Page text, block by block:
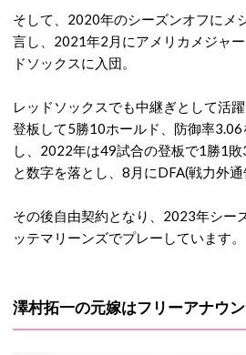
そして、2020年のシーズンオフにメ
言し、2021年2月にアメリカメジャ
ドソックスに入団。
レッドソックスでも中継ぎとして活
登板して5勝10ホールド、防御率
し、2022年は49試合の登板で1勝1
と数字を落とし、8月にDFA(戦力外通
その後自由契約となり、2023年シー
ッテマリーンズでプレーしています。
澤村拓一の元嫁はフリーアナウ